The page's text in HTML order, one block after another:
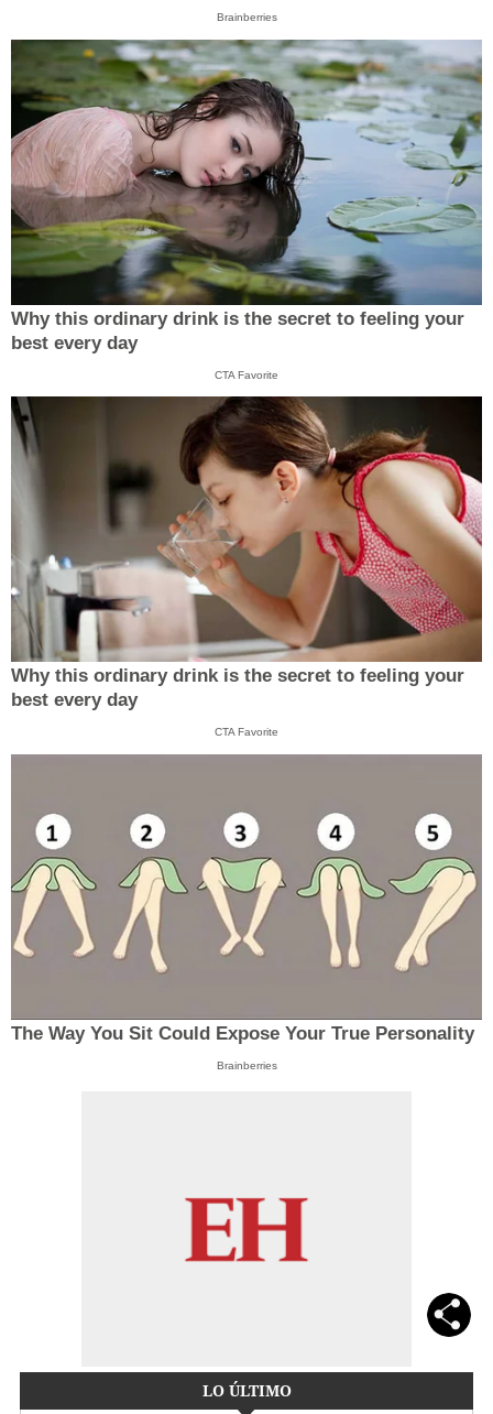
Brainberries
Why this ordinary drink is the secret to feeling your
best every day
CTA Favorite
Why this ordinary drink is the secret to feeling your
best every day
CTA Favorite
The Way You Sit Could Expose Your True Personality
Brainberries
LO ÚLTIMO